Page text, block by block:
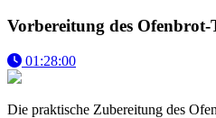
Vorbereitung des Ofenbrot-
01:28:00
Die praktische Zubereitung des